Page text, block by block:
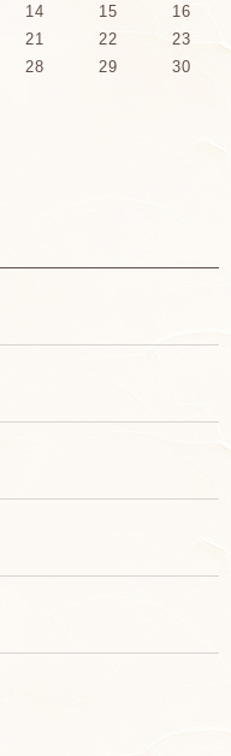
14 15
16
21 22
23
28 29
30